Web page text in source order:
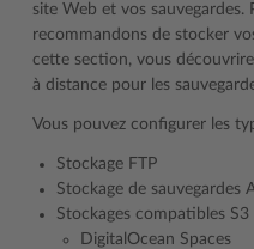
site Web et vos
recommandons de stocker
cette section, vous
à distance pour les
Vous pouvez configurer les
Stockage FTP
Stockage de sauvegardes
Stockages compatibles S3
DigitalOcean Spaces